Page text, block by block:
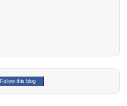
Follow this blog